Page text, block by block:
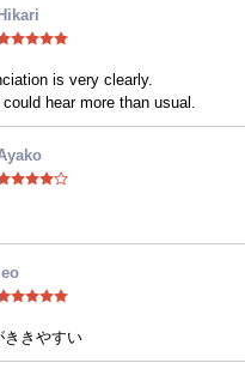
is very clearly.
hear more than usual.
ききやすい